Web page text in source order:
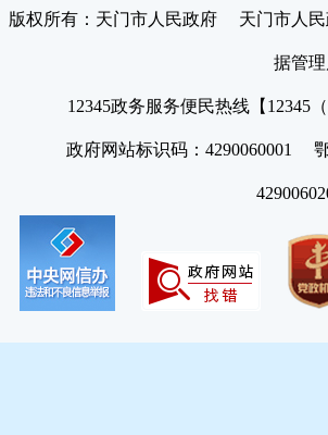
版权所有：天门市人民政府 天门市人
据管
12345政务服务便民热线【12345
政府网站标识码：4290060001